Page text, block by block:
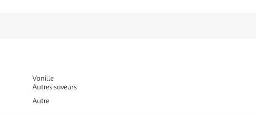
Vanille
Autres saveurs
Autre